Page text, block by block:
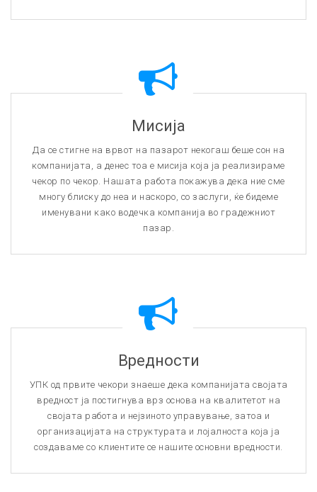
Мисија
Да се стигне на врвот на пазарот некогаш беше сон на
компанијата, а денес тоа е мисија која ја реализираме
чекор по чекор. Нашата работа покажува дека ние сме
многу блиску до неа и наскоро, со заслуги, ќе бидеме
именувани како водечка компанија во градежниот
пазар.
Вредности
УПК од првите чекори знаеше дека компанијата својата
вредност ја постигнува врз основа на квалитетот на
својата работа и нејзиното управување, затоа и
организацијата на структурата и лојалноста која ја
создаваме со клиентите се нашите основни вредности.